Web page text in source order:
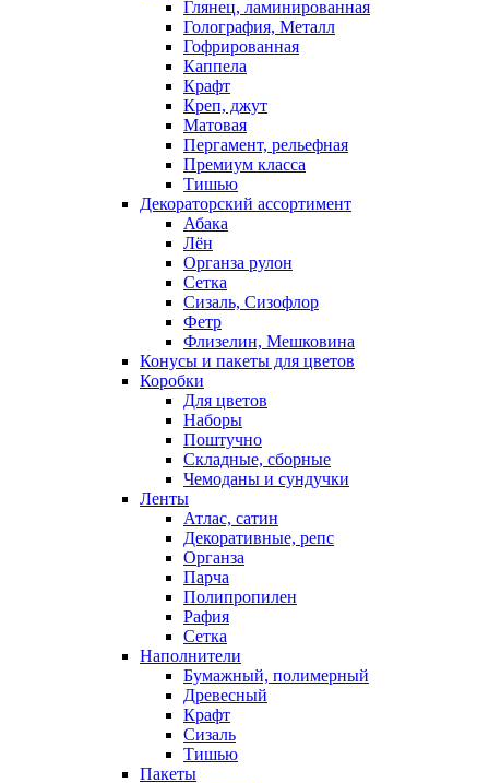
Глянец, ламинированная
Голография, Металл
Гофрированная
Каппела
Крафт
Креп, джут
Матовая
Пергамент, рельефная
Премиум класса
Тишью
Декораторский ассортимент
Абака
Лён
Органза рулон
Сетка
Сизаль, Сизофлор
Фетр
Флизелин, Мешковина
Конусы и пакеты для цветов
Коробки
Для цветов
Наборы
Поштучно
Складные, сборные
Чемоданы и сундучки
Ленты
Атлас, сатин
Декоративные, репс
Органза
Парча
Полипропилен
Рафия
Сетка
Наполнители
Бумажный, полимерный
Древесный
Крафт
Сизаль
Тишью
Пакеты